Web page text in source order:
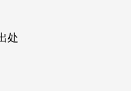
处